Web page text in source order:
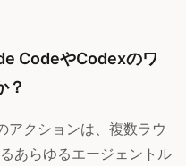
CodeやCodexのワ
？
アクションは、複数ラウ
あらゆるエージェントル